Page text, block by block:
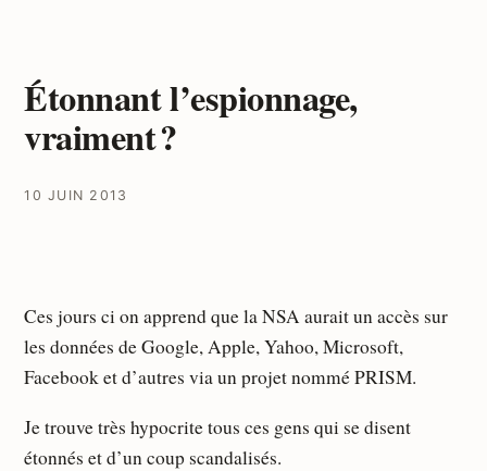
Étonnant l’espionnage,
vraiment ?
10 JUIN 2013
Ces jours ci on apprend que la NSA aurait un accès sur
les données de Google, Apple, Yahoo, Microsoft,
Facebook et d’autres via un projet nommé PRISM.
Je trouve très hypocrite tous ces gens qui se disent
étonnés et d’un coup scandalisés.